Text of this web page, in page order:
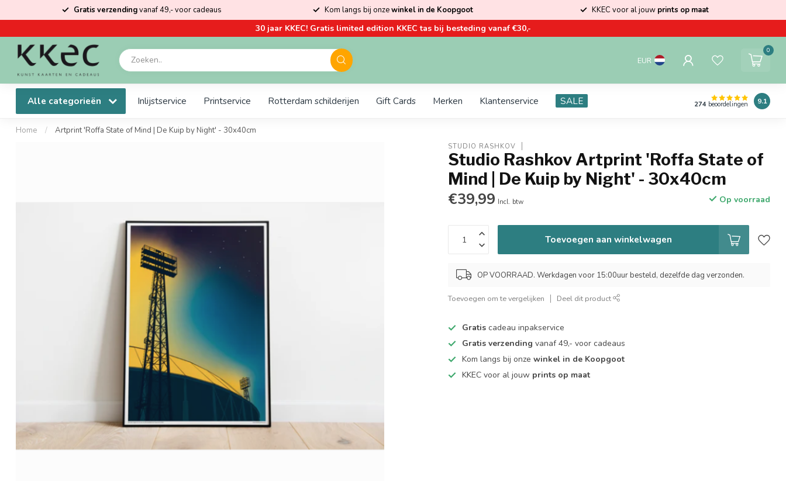
Gratis verzendingvanaf 49,- voor cadeaus Kom langs bij onzewinkel in de Koopgoot KKEC voor al jouw prints op maat
30 jaar KKEC! Gratis limited edition KKEC tas bij besteding vanaf €30,-
EUR
0
Alle categorieën Inlijstservice Printservice Rotterdam schilderijen Gift Cards Merken Klantenservice SALE 274 beoordelingen 9.1
Home / Artprint 'Roffa State of Mind | De Kuip by Night' - 30x40cm
STUDIO RASHKOV
Studio Rashkov Artprint 'Roffa State of
Mind | De Kuip by Night' - 30x40cm
€39,99 Incl. btw Op voorraad
Toevoegen aan winkelwagen
OP VOORRAAD. Werkdagen voor 15:00uur besteld, dezelfde dag verzonden.
Toevoegen om te vergelijken Deel dit product
Gratis cadeau inpakservice
Gratis verzending vanaf 49,- voor cadeaus
Kom langs bij onzewinkel in de Koopgoot
KKEC voor al jouw prints op maat